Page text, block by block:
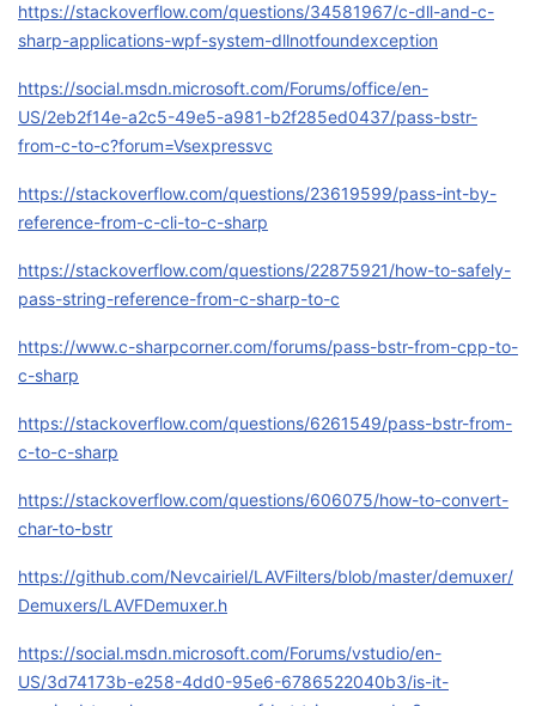
发
者
学
堂
我
课
的
证
我
实
的
藏
Programs
的
支
持
我
的
术
支
持
我
云
声
建
https://stackoverflow.com/questions/34581967/c-dll-and-c-
sharp-applications-wpf-system-dllnotfoundexception
https://social.msdn.microsoft.com/Forums/office/en-
US/2eb2f14e-a2c5-49e5-a981-b2f285ed0437/pass-bstr-
from-c-to-c?forum=Vsexpressvc
https://stackoverflow.com/questions/23619599/pass-int-by-
reference-from-c-cli-to-c-sharp
https://stackoverflow.com/questions/22875921/how-to-safely-
pass-string-reference-from-c-sharp-to-c
https://www.c-sharpcorner.com/forums/pass-bstr-from-cpp-to-
c-sharp
https://stackoverflow.com/questions/6261549/pass-bstr-from-
c-to-c-sharp
https://stackoverflow.com/questions/606075/how-to-convert-
char-to-bstr
https://github.com/Nevcairiel/LAVFilters/blob/master/demuxer/
Demuxers/LAVFDemuxer.h
https://social.msdn.microsoft.com/Forums/vstudio/en-
US/3d74173b-e258-4dd0-95e6-6786522040b3/is-it-